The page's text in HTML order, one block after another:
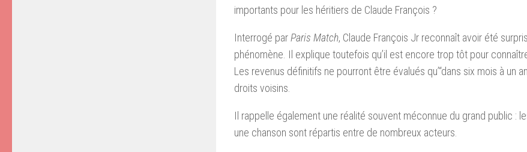
importants pour les héritiers de Claude François ?
Interrogé parParis Match, Claude François Jr reconnaît avoir été
phénomène. Il explique toutefois qu’il est encore trop tôt pour
Les revenus définitifs ne pourront être évalués qu’“dans six mois à un
droits voisins.
Il rappelle également une réalité souvent méconnue du grand public :
une chanson sont répartis entre de nombreux acteurs.